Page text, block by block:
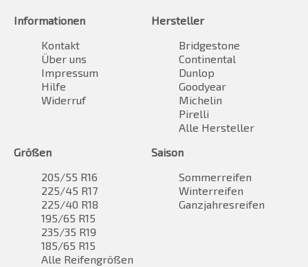
Informationen
Kontakt
Über uns
Impressum
Hilfe
Widerruf
Hersteller
Bridgestone
Continental
Dunlop
Goodyear
Michelin
Pirelli
Alle Hersteller
Größen
205/55 R16
225/45 R17
225/40 R18
195/65 R15
235/35 R19
185/65 R15
Alle Reifengrößen
Saison
Sommerreifen
Winterreifen
Ganzjahresreifen